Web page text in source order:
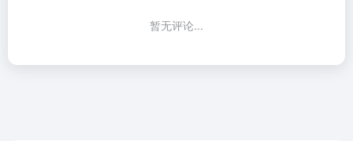
暂无评论...